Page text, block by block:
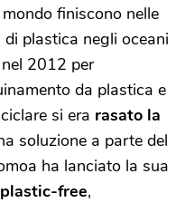
finiscono nelle
plastica negli oceani
2012 per
da plastica e
si era rasato la
soluzione a parte del
ha lanciato la sua
free,